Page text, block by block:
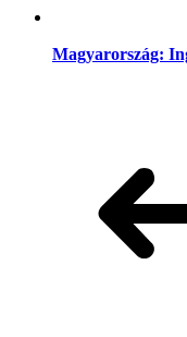
Magyarország: